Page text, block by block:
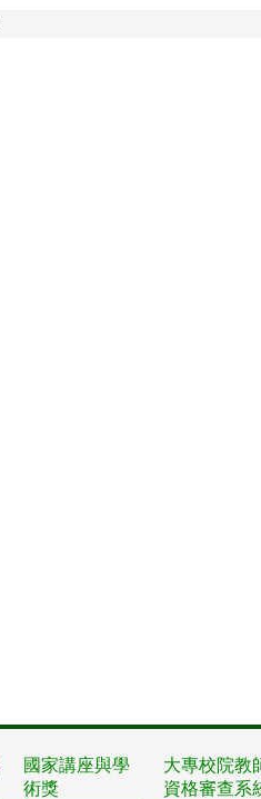
國家講座與學
術獎
大專校院教
資格審查系